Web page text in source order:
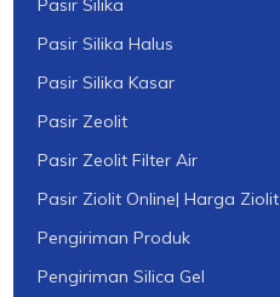
Pasir Silika
Pasir Silika Halus
Pasir Silika Kasar
Pasir Zeolit
Pasir Zeolit Filter Air
Pasir Ziolit Online| Harga Ziolit
Pengiriman Produk
Pengiriman Silica Gel